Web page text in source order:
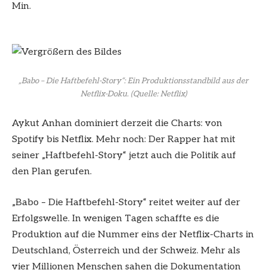
Min.
„Babo – Die Haftbefehl-Story“: Ein Produktionsstandbild aus der
Netflix-Doku.(Quelle: Netflix)
Aykut Anhan dominiert derzeit die Charts: von
Spotify bis Netflix. Mehr noch: Der Rapper hat mit
seiner „Haftbefehl-Story“ jetzt auch die Politik auf
den Plan gerufen.
„Babo – Die Haftbefehl-Story“ reitet weiter auf der
Erfolgswelle. In wenigen Tagen schaffte es die
Produktion auf die Nummer eins der Netflix-Charts in
Deutschland, Österreich und der Schweiz. Mehr als
vier Millionen Menschen sahen die Dokumentation